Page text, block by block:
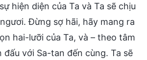
hiện diện của Ta và Ta sẽ chịu
Đừng sợ hãi, hãy mang ra
hai-lưỡi của Ta, và – theo tâm
đấu với Sa-tan đến cùng. Ta sẽ